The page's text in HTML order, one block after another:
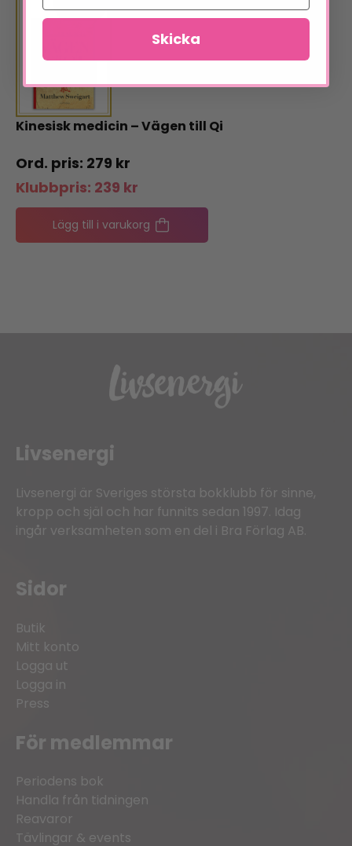
Kinesisk medicin – Vägen till Qi
279 kr
Klubbpris: 239 kr
Lägg till i varukorg
Livsenergi
Livsenergi är Sveriges största bokklubb för sinne,
kropp och själ och har funnits sedan 1997. Idag
ingår verksamheten som en del i Bra Förlag AB.
Sidor
Butik
Mitt konto
Logga ut
Logga in
Press
För medlemmar
Periodens bok
Handla från tidningen
Reavaror
Tävlingar & events
Skicka